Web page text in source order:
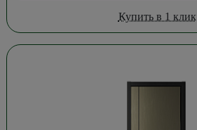
Купить в 1 клик